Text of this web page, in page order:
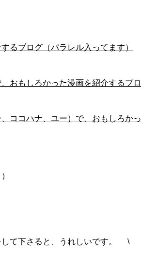
るブログ（パラレル入ってます）
おもしろかった漫画を紹介するブロ
ココハナ、ユー）で、おもしろかっ
して下さると、うれしいです。 \